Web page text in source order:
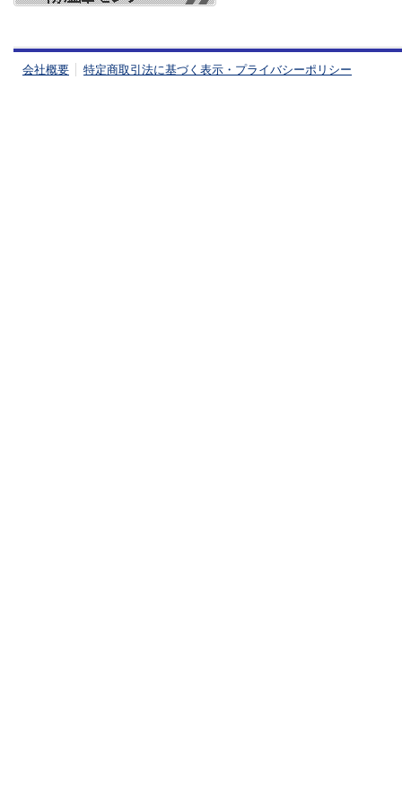
会社概要 特定商取引法に基づく表示・プライバシーポリシー